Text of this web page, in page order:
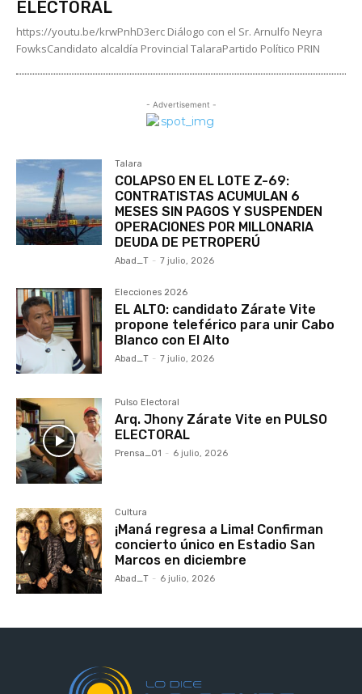
ELECTORAL
https://youtu.be/krwPnhD3erc Diálogo con el Sr. Arnulfo Neyra
FowksCandidato alcaldía Provincial TalaraPartido Político PRIN
- Advertisement -
Talara
COLAPSO EN EL LOTE Z-69:
CONTRATISTAS ACUMULAN 6
MESES SIN PAGOS Y SUSPENDEN
OPERACIONES POR MILLONARIA
DEUDA DE PETROPERÚ
Abad_T - 7 julio, 2026
Elecciones 2026
EL ALTO: candidato Zárate Vite
propone teleférico para unir Cabo
Blanco con El Alto
Abad_T - 7 julio, 2026
Pulso Electoral
Arq. Jhony Zárate Vite en PULSO
ELECTORAL
Prensa_01 - 6 julio, 2026
Cultura
¡Maná regresa a Lima! Confirman
concierto único en Estadio San
Marcos en diciembre
Abad_T - 6 julio, 2026